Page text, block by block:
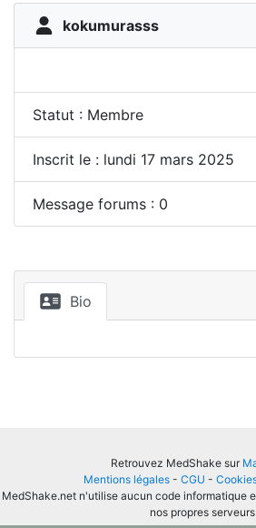
kokumurasss
Statut : Membre
Inscrit le : lundi 17 mars 2025
Message forums : 0
Bio
Retrouvez MedShake sur
Mentions légales - CGU -
MedShake.net n'utilise aucun code informatique
nos propres